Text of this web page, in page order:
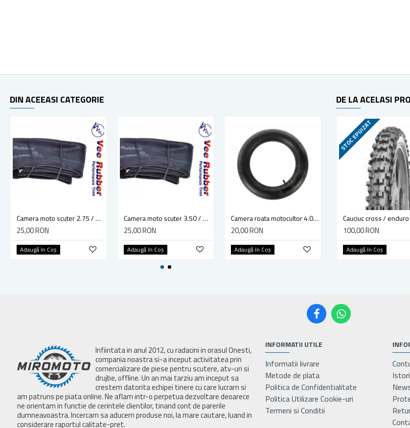
DIN ACEEASI CATEGORIE
Camera moto scuter 2.75 / 3.00 - 8 Vee Rubber TR4
25,00 RON
Adaugă în Coş
Camera moto scuter 3.50 / 4.00 - 8 Vee Rubber TR4
25,00 RON
Adaugă în Coş
Camera roata motocultor 4.00-10
20,00 RON
Adaugă în Coş
20,00 RON
Adaugă în Coş
DE LA ACELASI
STOC EPUIZAT
100,00 RON
Adaugă în Coş
Infiintata in anul 2012, cu radacini in orasul Onesti,
compania noastra si-a inceput activitatea prin
comercializare de piese pentru scutere, atv-uri si
drujbe, offline. Un an mai tarziu am inceput sa
crestem datorita echipei tinere cu care lucram si
am patruns pe piata online. Ne aflam intr-o perpetua dezvoltare deoarece
ne orientam in functie de cerintele clientilor, tinand cont de parerile
dumneavoastra. Incercam sa aducem produse noi, la mare cautare, luand in
considerare raportul calitate-pret.
INFORMATII UTILE
Informatii livrare
Metode de plata
Politica de Confidentialitate
Politica Utilizare Cookie-uri
Termeni si Conditii